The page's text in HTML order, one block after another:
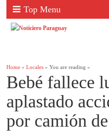
Top Menu
Home »Locales » You are reading »
Bebé fallece
aplastado
por camión